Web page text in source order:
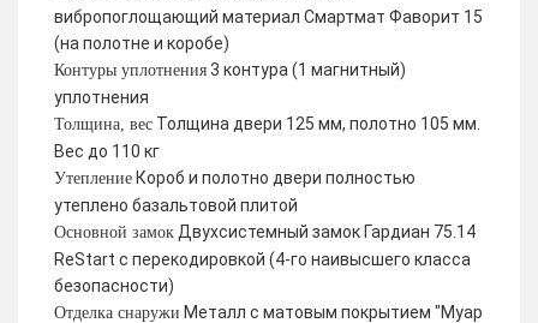
вибропоглощающий материал Смартмат Фаворит 15
(на полотне и коробе)
Контуры уплотнения 3 контура (1 магнитный)
уплотнения
Толщина, вес Толщина двери 125 мм, полотно 105 мм.
Вес до 110 кг
Утепление Короб и полотно двери полностью
утеплено базальтовой плитой
Основной замок Двухсистемный замок Гардиан 75.14
ReStart с перекодировкой (4-го наивысшего класса
безопасности)
Отделка снаружи Металл с матовым покрытием "Муар